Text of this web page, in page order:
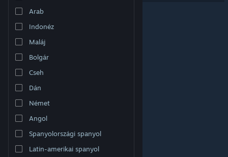
Arab
Indonéz
Maláj
Bolgár
Cseh
Dán
Német
Angol
Spanyolországi spanyol
Latin-amerikai spanyol